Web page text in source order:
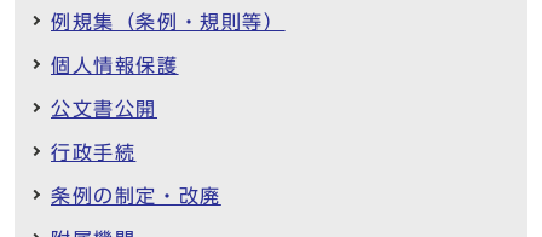
例規集（条例・規則等）
個人情報保護
公文書公開
行政手続
条例の制定・改廃